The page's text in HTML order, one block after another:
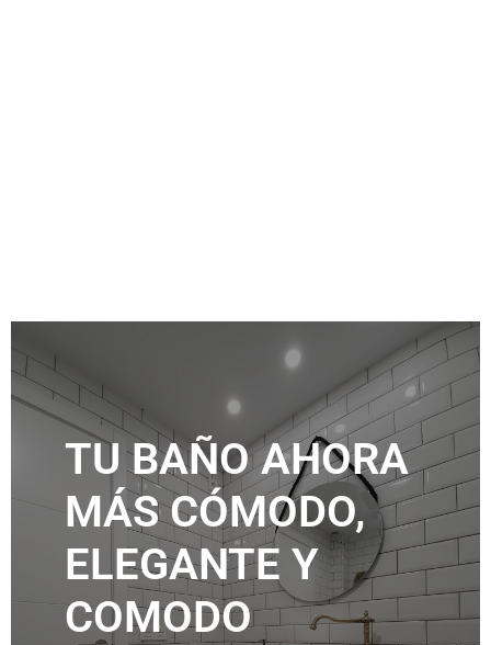
TU BAÑO AHORA
MÁS CÓMODO,
ELEGANTE Y
COMODO